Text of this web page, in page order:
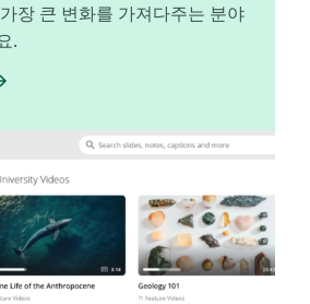
장 큰 변화를 가져다주는 분야
.